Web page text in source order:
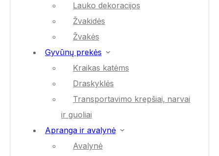
Lauko dekoracijos
Žvakidės
Žvakės
Gyvūnų prekės
Kraikas katėms
Draskyklės
Transportavimo krepšiai, narvai
ir guoliai
Apranga ir avalynė
Avalynė